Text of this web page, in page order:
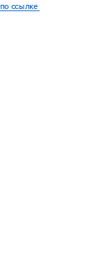
по ссылке